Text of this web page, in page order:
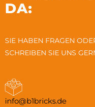
DA:
SIE HABEN FRAGEN
SCHREIBEN SIE UNS
info@b1bricks.de